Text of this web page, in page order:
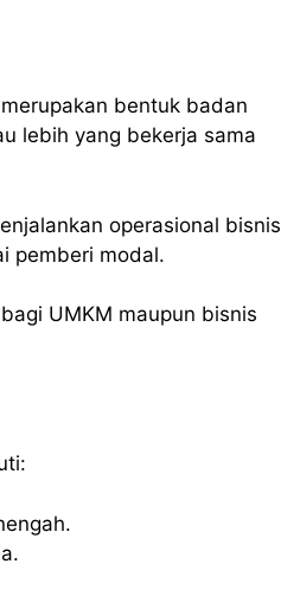
bentuk badan
lebih yang bekerja sama
operasional bisnis
pemberi modal.
UMKM maupun bisnis